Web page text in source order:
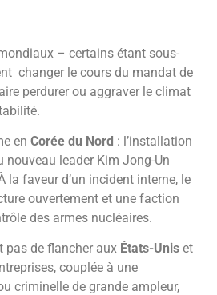
– certains étant sous-
changer le cours du mandat de
perdurer ou aggraver le climat
en Corée du Nord : l’installation
nouveau leader Kim Jong-Un
la faveur d’un incident interne, le
ouvertement et une faction
des armes nucléaires.
pas de flancher aux États-Unis et
couplée à une
criminelle de grande ampleur,